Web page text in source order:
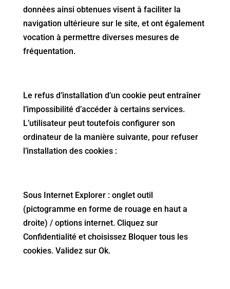
données ainsi obtenues visent à faciliter la
navigation ultérieure sur le site, et ont également
vocation à permettre diverses mesures de
fréquentation.
Le refus d’installation d’un cookie peut entraîner
l’impossibilité d’accéder à certains services.
L’utilisateur peut toutefois configurer son
ordinateur de la manière suivante, pour refuser
l’installation des cookies :
Sous Internet Explorer : onglet outil
(pictogramme en forme de rouage en haut a
droite) / options internet. Cliquez sur
Confidentialité et choisissez Bloquer tous les
cookies. Validez sur Ok.